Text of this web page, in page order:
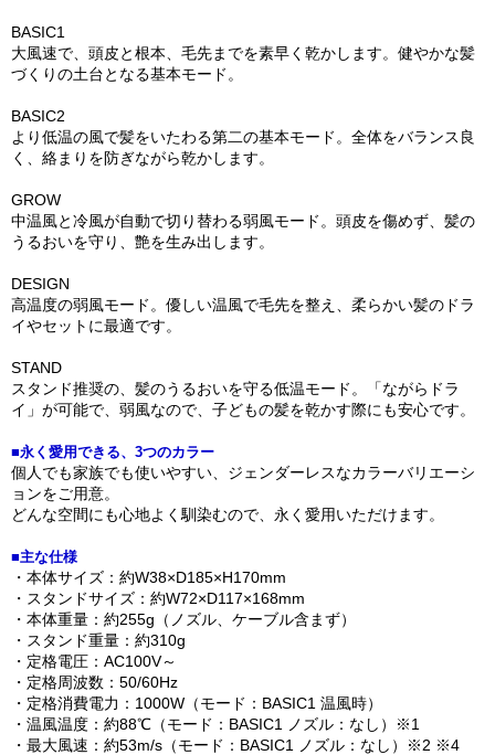
BASIC1
大風速で、頭皮と根本、毛先までを素早く乾かします。健やかな髪
づくりの土台となる基本モード。
BASIC2
より低温の風で髪をいたわる第二の基本モード。全体をバランス良
く、絡まりを防ぎながら乾かします。
GROW
中温風と冷風が自動で切り替わる弱風モード。頭皮を傷めず、髪の
うるおいを守り、艶を生み出します。
DESIGN
高温度の弱風モード。優しい温風で毛先を整え、柔らかい髪のドラ
イやセットに最適です。
STAND
スタンド推奨の、髪のうるおいを守る低温モード。「ながらドラ
イ」が可能で、弱風なので、子どもの髪を乾かす際にも安心です。
■永く愛用できる、3つのカラー
個人でも家族でも使いやすい、ジェンダーレスなカラーバリエーシ
ョンをご用意。
どんな空間にも心地よく馴染むので、永く愛用いただけます。
■主な仕様
・本体サイズ：約W38×D185×H170mm
・スタンドサイズ：約W72×D117×168mm
・本体重量：約255g（ノズル、ケーブル含まず）
・スタンド重量：約310g
・定格電圧：AC100V～
・定格周波数：50/60Hz
・定格消費電力：1000W（モード：BASIC1 温風時）
・温風温度：約88℃（モード：BASIC1 ノズル：なし）※1
・最大風速：約53m/s（モード：BASIC1 ノズル：なし）※2 ※4